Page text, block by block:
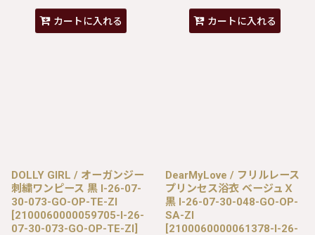
カートに入れる カートに入れる
DOLLY GIRL / オーガンジー
刺繍ワンピース 黒 I-26-07-
30-073-GO-OP-TE-ZI
[2100060000059705-I-26-
07-30-073-GO-OP-TE-ZI]
DearMyLove / フリルレース
プリンセス浴衣 ベージュＸ
黒 I-26-07-30-048-GO-OP-
SA-ZI
[2100060000061378-I-26-